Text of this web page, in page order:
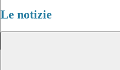
Le notizie